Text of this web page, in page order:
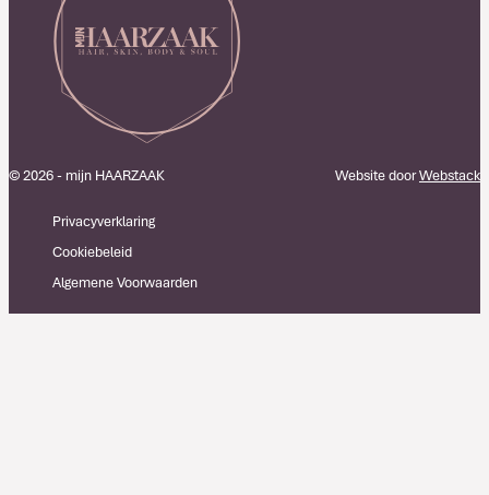
© 2026 - mijn HAARZAAK
Privacyverklaring
Cookiebeleid
Algemene Voorwaarden
Website doorWebstack